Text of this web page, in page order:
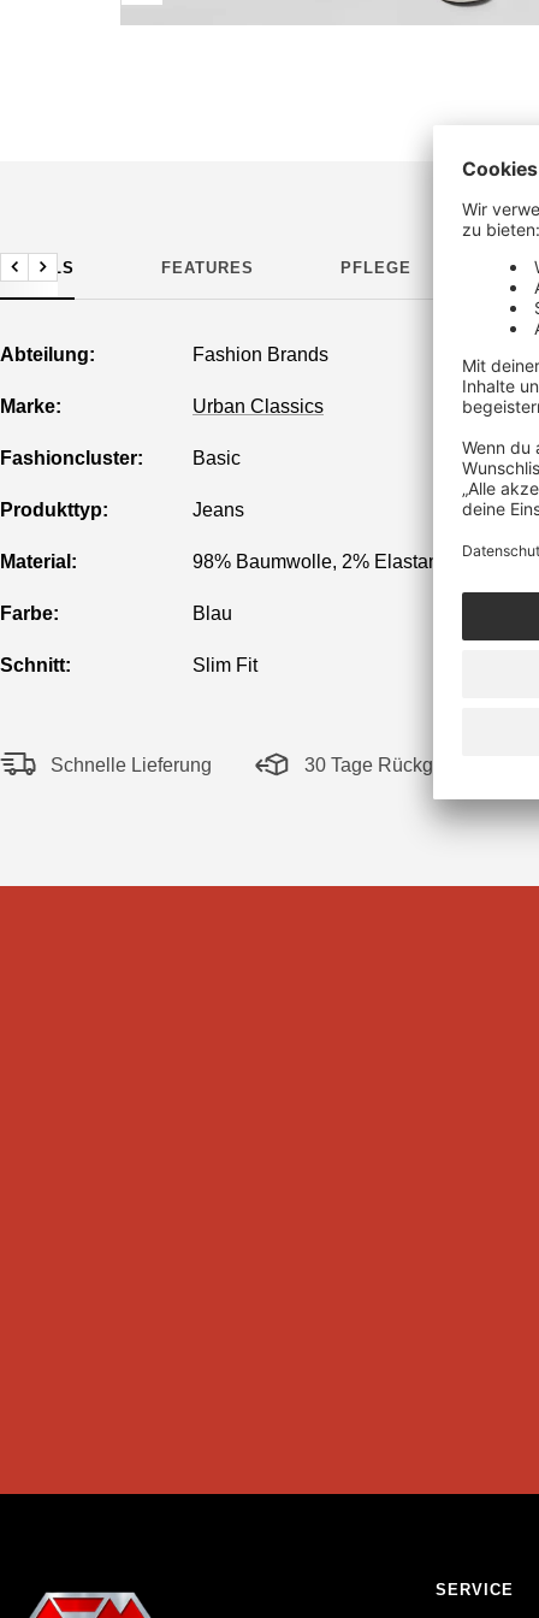
DETAILS FEATURES PFLEGE
ZurückWeiter
Abteilung: Fashion Brands
Marke: Urban Classics
Fashioncluster: Basic
Produkttyp: Jeans
Material: 98% Baumwolle, 2% Elastan
Farbe: Blau
Schnitt: Slim Fit
Schnelle Lieferung 30 Tage Rückgaberecht
SERVICE